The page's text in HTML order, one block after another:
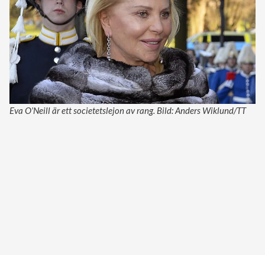
Eva O’Neill är ett societetslejon av rang. Bild: Anders Wiklund/TT